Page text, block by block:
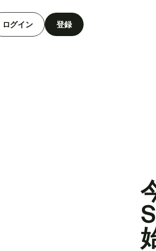
ログイン 登録